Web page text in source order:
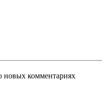
новых комментариях